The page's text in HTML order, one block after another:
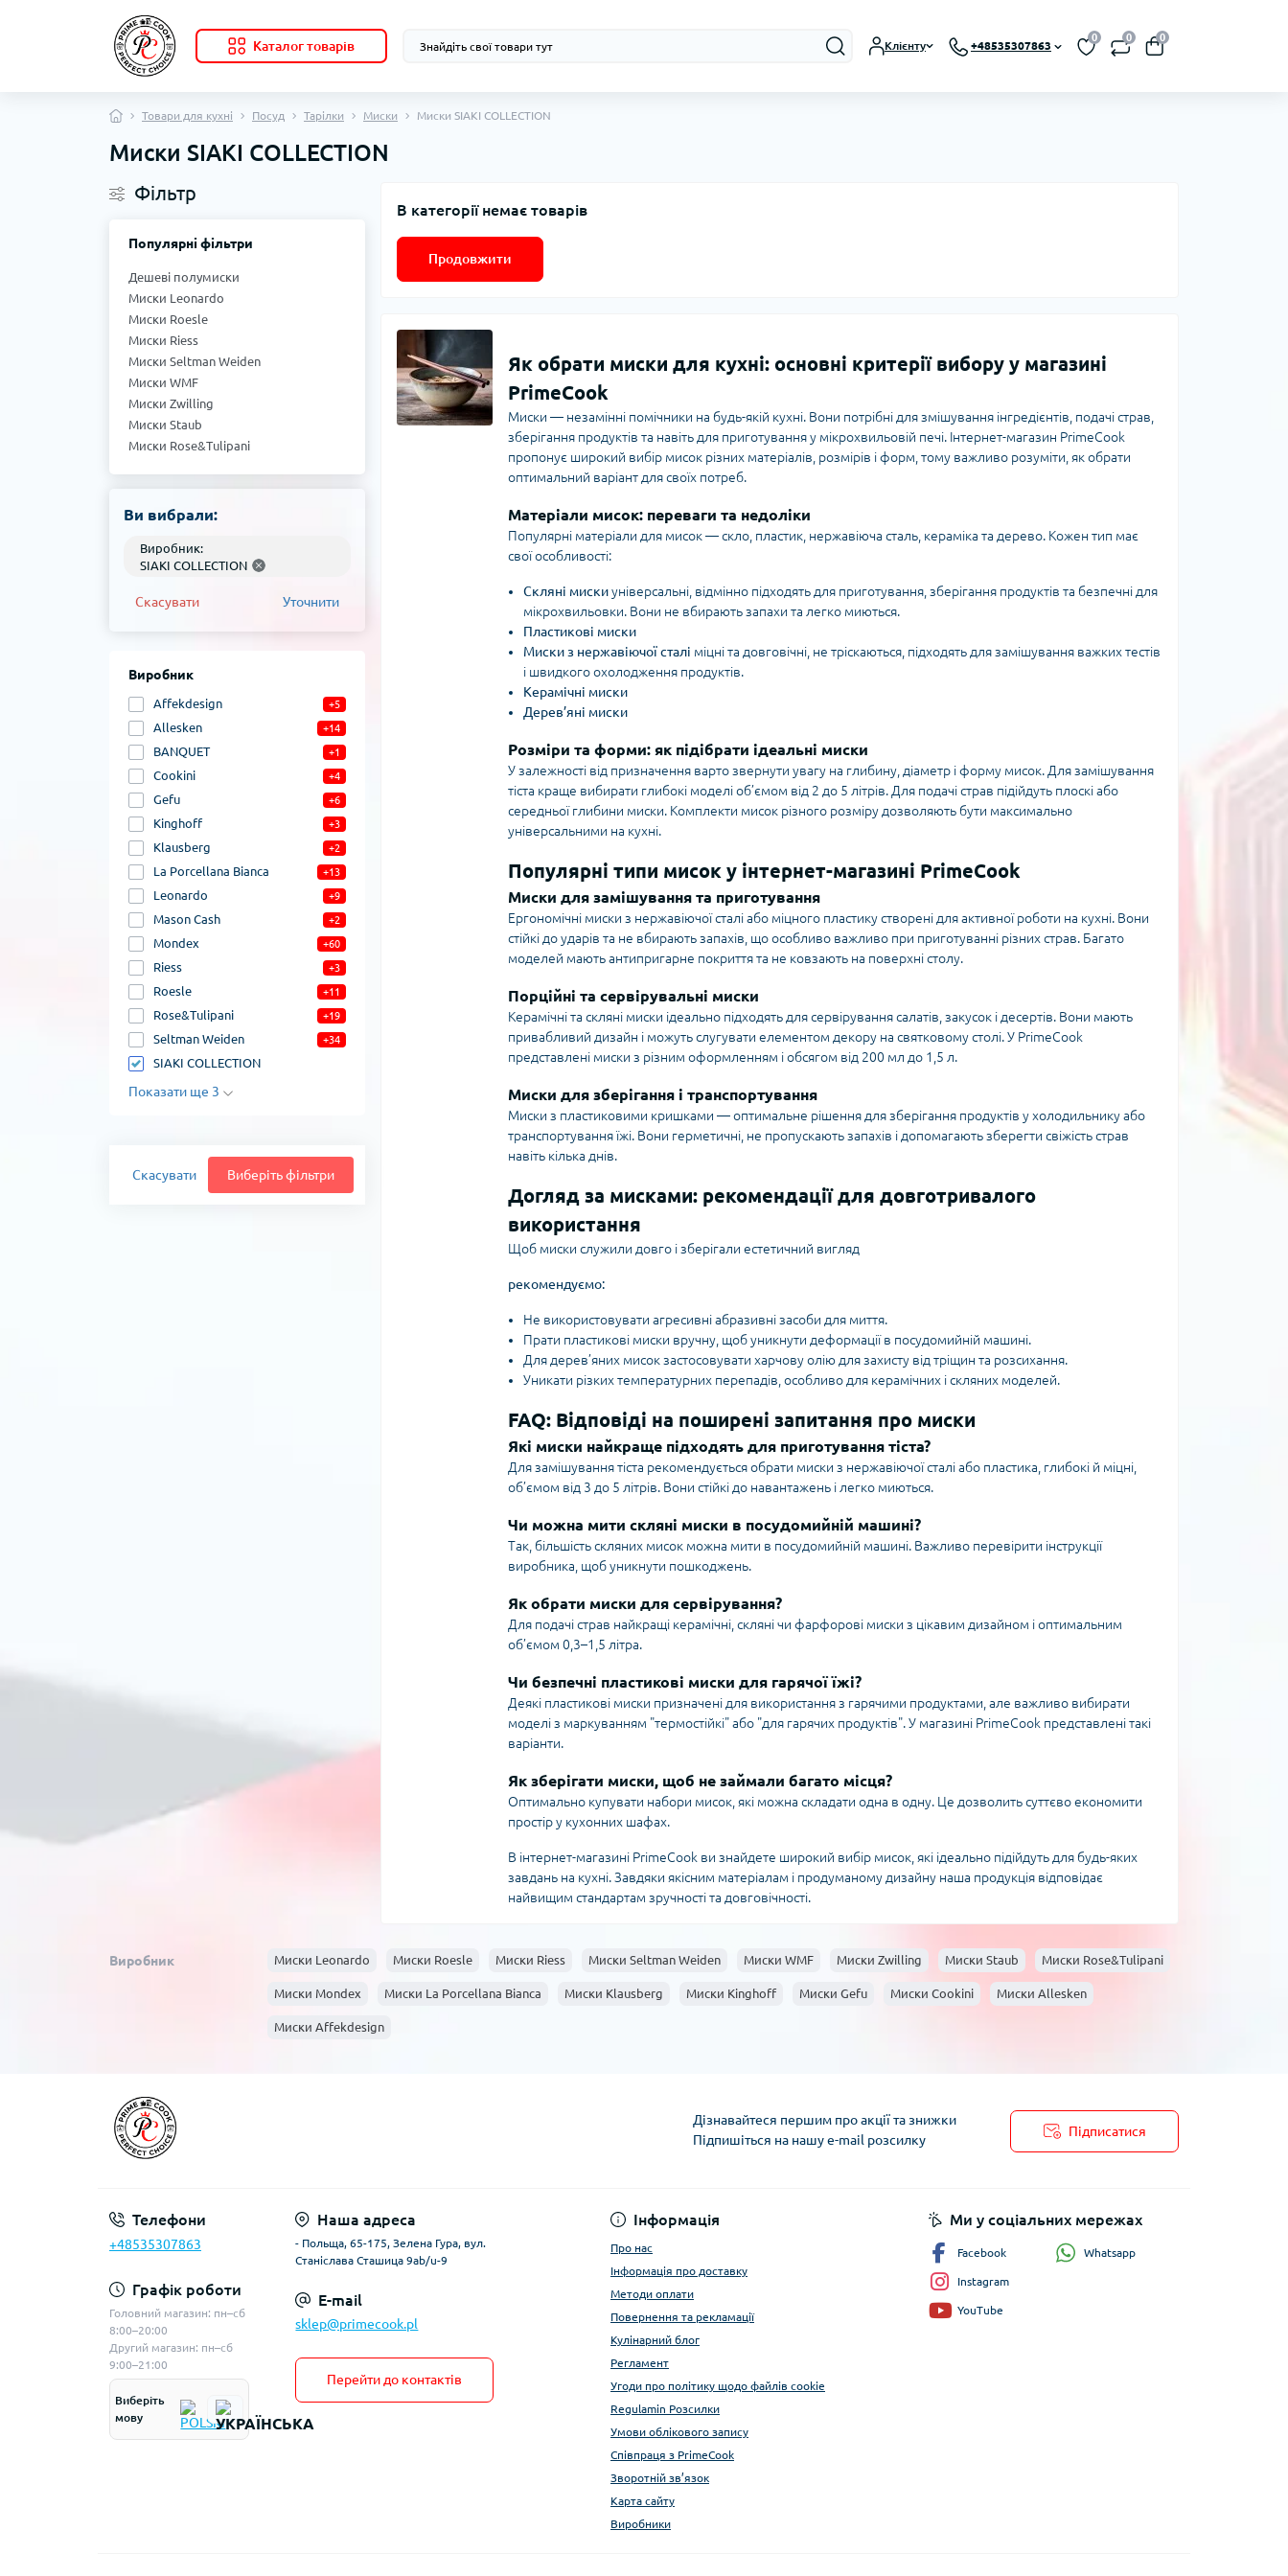
Каталог товарів Клієнту +48535307863
0 0 0
Товари для кухні Посуд Тарілки Миски Миски SIAKI COLLECTION
Миски SIAKI COLLECTION
Фільтр
Популярні фільтри
Дешеві полумиски
Миски Leonardo
Миски Roesle
Миски Riess
Миски Seltman Weiden
Миски WMF
Миски Zwilling
Миски Staub
Миски Rose&Tulipani
Миски Klausberg
Миски Gefu
Миски Cookini
Ви вибрали:
Виробник:
SIAKI COLLECTION
Скасувати Уточнити
Виробник
Affekdesign +5
Allesken +14
BANQUET +1
Cookini +4
Gefu +6
Kinghoff +3
Klausberg +2
La Porcellana Bianca +13
Leonardo +9
Mason Cash +2
Mondex +60
Riess +3
Roesle +11
Rose&Tulipani +19
Seltman Weiden +34
SIAKI COLLECTION
Показати ще 3
Скасувати Виберіть фільтри
В категорії немає товарів
Продовжити
Як обрати миски для кухні: основні критерії вибору у магазині
PrimeCook
Миски — незамінні помічники на будь-якій кухні. Вони потрібні для змішування інгредієнтів, подачі страв,
зберігання продуктів та навіть для приготування у мікрохвильовій печі. Інтернет-магазин PrimeCook
пропонує широкий вибір мисок різних матеріалів, розмірів і форм, тому важливо розуміти, як обрати
оптимальний варіант для своїх потреб.
Матеріали мисок: переваги та недоліки
Популярні матеріали для мисок — скло, пластик, нержавіюча сталь, кераміка та дерево. Кожен тип має
свої особливості:
Скляні мискиуніверсальні, відмінно підходять для приготування, зберігання продуктів та безпечні для
мікрохвильовки. Вони не вбирають запахи та легко миються.
Пластикові миски
Миски з нержавіючої сталі міцні та довговічні, не тріскаються, підходять для замішування важких тестів
і швидкого охолодження продуктів.
Керамічні миски
Дерев’яні миски
Розміри та форми: як підібрати ідеальні миски
У залежності від призначення варто звернути увагу на глибину, діаметр і форму мисок. Для замішування
тіста краще вибирати глибокі моделі об’ємом від 2 до 5 літрів. Для подачі страв підійдуть плоскі або
середньої глибини миски. Комплекти мисок різного розміру дозволяють бути максимально
універсальними на кухні.
Популярні типи мисок у інтернет-магазині PrimeCook
Миски для замішування та приготування
Ергономічні миски з нержавіючої сталі або міцного пластику створені для активної роботи на кухні. Вони
стійкі до ударів та не вбирають запахів, що особливо важливо при приготуванні різних страв. Багато
моделей мають антипригарне покриття та не ковзають на поверхні столу.
Порційні та сервірувальні миски
Керамічні та скляні миски ідеально підходять для сервірування салатів, закусок і десертів. Вони мають
привабливий дизайн і можуть слугувати елементом декору на святковому столі. У PrimeCook
представлені миски з різним оформленням і обсягом від 200 мл до 1,5 л.
Миски для зберігання і транспортування
Миски з пластиковими кришками — оптимальне рішення для зберігання продуктів у холодильнику або
транспортування їжі. Вони герметичні, не пропускають запахів і допомагають зберегти свіжість страв
навіть кілька днів.
Догляд за мисками: рекомендації для довготривалого
використання
Щоб миски служили довго і зберігали естетичний вигляд
рекомендуємо:
Не використовувати агресивні абразивні засоби для миття.
Прати пластикові миски вручну, щоб уникнути деформації в посудомийній машині.
Для дерев’яних мисок застосовувати харчову олію для захисту від тріщин та розсихання.
Уникати різких температурних перепадів, особливо для керамічних і скляних моделей.
FAQ: Відповіді на поширені запитання про миски
Які миски найкраще підходять для приготування тіста?
Для замішування тіста рекомендується обрати миски з нержавіючої сталі або пластика, глибокі й міцні,
об’ємом від 3 до 5 літрів. Вони стійкі до навантажень і легко миються.
Чи можна мити скляні миски в посудомийній машині?
Так, більшість скляних мисок можна мити в посудомийній машині. Важливо перевірити інструкції
виробника, щоб уникнути пошкоджень.
Як обрати миски для сервірування?
Для подачі страв найкращі керамічні, скляні чи фарфорові миски з цікавим дизайном і оптимальним
об’ємом 0,3–1,5 літра.
Чи безпечні пластикові миски для гарячої їжі?
Деякі пластикові миски призначені для використання з гарячими продуктами, але важливо вибирати
моделі з маркуванням "термостійкі" або "для гарячих продуктів". У магазині PrimeCook представлені такі
варіанти.
Як зберігати миски, щоб не займали багато місця?
Оптимально купувати набори мисок, які можна складати одна в одну. Це дозволить суттєво економити
простір у кухонних шафах.
В інтернет-магазині PrimeCook ви знайдете широкий вибір мисок, які ідеально підійдуть для будь-яких
завдань на кухні. Завдяки якісним матеріалам і продуманому дизайну наша продукція відповідає
найвищим стандартам зручності та довговічності.
Виробник Миски Leonardo Миски Roesle Миски Riess Миски Seltman Weiden Миски WMF Миски Zwilling Миски Staub Миски Rose&Tulipani
Миски Mondex Миски La Porcellana Bianca Миски Klausberg Миски Kinghoff Миски Gefu Миски Cookini Миски Allesken
Миски Affekdesign
Дізнавайтеся першим про акції та знижки
Підпишіться на нашу e-mail розсилку
Підписатися
Телефони
+48535307863
Графік роботи
Головний магазин: пн–сб
8:00–20:00
Другий магазин: пн–сб
9:00–21:00
Виберіть
мову
Наша адреса
- Польща, 65-175, Зелена Гура, вул.
Станіслава Сташица 9ab/u-9
E-mail
sklep@primecook.pl
Перейти до контактів
Інформація
Про нас
Інформація про доставку
Методи оплати
Повернення та рекламації
Кулінарний блог
Регламент
Угоди про політику щодо файлів cookie
Regulamin Розсилки
Умови облікового запису
Співпраця з PrimeCook
Зворотній зв’язок
Карта сайту
Виробники
Ми у соціальних мережах
Facebook
Instagram
YouTube
Whatsapp